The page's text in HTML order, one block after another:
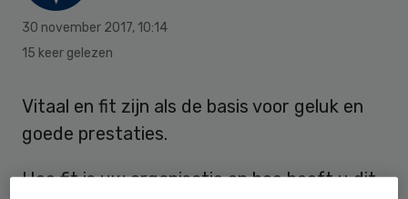
30 november 2017, 10:14
15 keer gelezen
Vitaal en fit zijn als de basis voor geluk en
goede prestaties.
Hoe fit is uw organisatie en hoe heeft u dit